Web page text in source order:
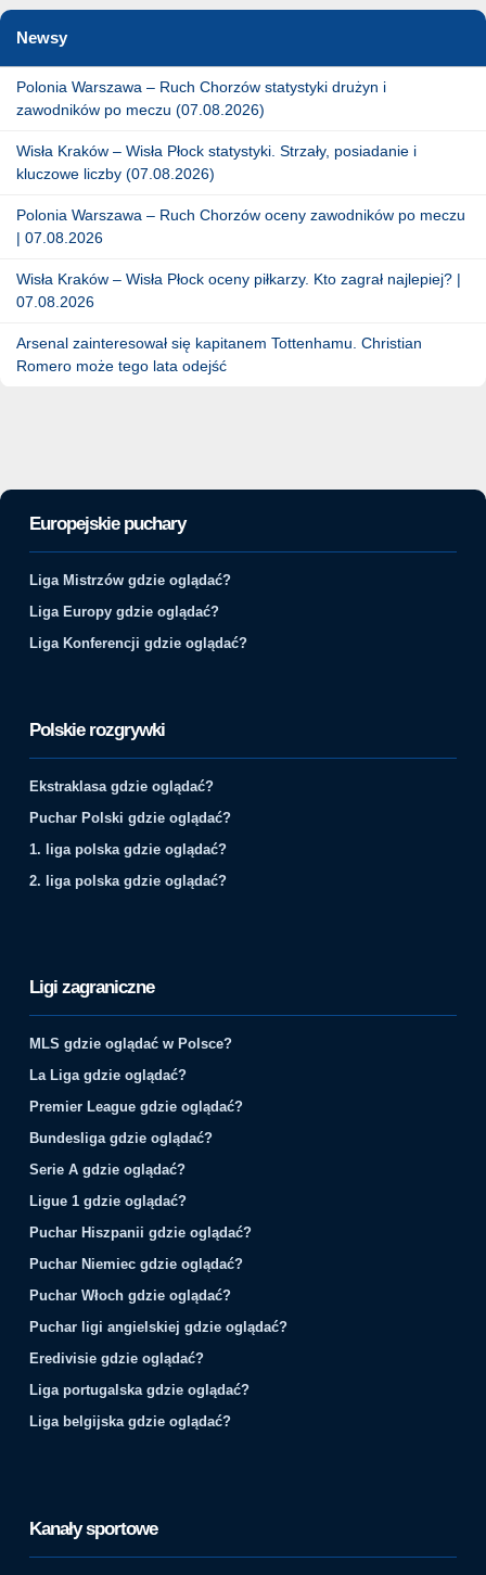
Newsy
Polonia Warszawa – Ruch Chorzów statystyki drużyn i
zawodników po meczu (07.08.2026)
Wisła Kraków – Wisła Płock statystyki. Strzały, posiadanie i
kluczowe liczby (07.08.2026)
Polonia Warszawa – Ruch Chorzów oceny zawodników po meczu
| 07.08.2026
Wisła Kraków – Wisła Płock oceny piłkarzy. Kto zagrał najlepiej? |
07.08.2026
Arsenal zainteresował się kapitanem Tottenhamu. Christian
Romero może tego lata odejść
Europejskie puchary
Liga Mistrzów gdzie oglądać?
Liga Europy gdzie oglądać?
Liga Konferencji gdzie oglądać?
Polskie rozgrywki
Ekstraklasa gdzie oglądać?
Puchar Polski gdzie oglądać?
1. liga polska gdzie oglądać?
2. liga polska gdzie oglądać?
Ligi zagraniczne
MLS gdzie oglądać w Polsce?
La Liga gdzie oglądać?
Premier League gdzie oglądać?
Bundesliga gdzie oglądać?
Serie A gdzie oglądać?
Ligue 1 gdzie oglądać?
Puchar Hiszpanii gdzie oglądać?
Puchar Niemiec gdzie oglądać?
Puchar Włoch gdzie oglądać?
Puchar ligi angielskiej gdzie oglądać?
Eredivisie gdzie oglądać?
Liga portugalska gdzie oglądać?
Liga belgijska gdzie oglądać?
Kanały sportowe